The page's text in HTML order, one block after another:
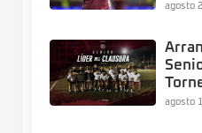
agosto
agosto